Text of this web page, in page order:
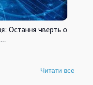
Остання чверть о
Читати все